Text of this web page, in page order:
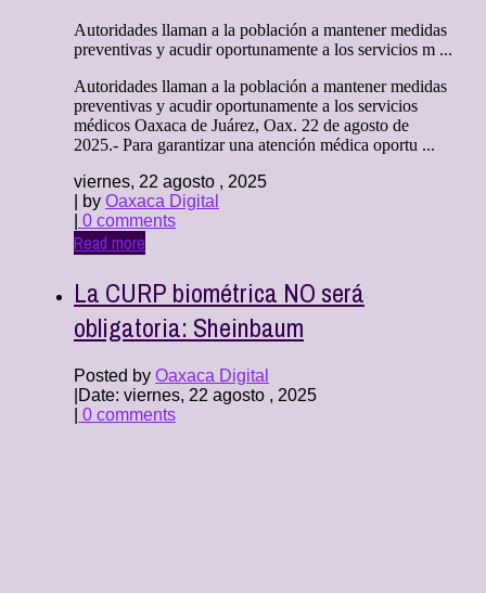
Autoridades llaman a la población a mantener medidas
preventivas y acudir oportunamente a los servicios m ...
Autoridades llaman a la población a mantener medidas
preventivas y acudir oportunamente a los servicios
médicos Oaxaca de Juárez, Oax. 22 de agosto de
2025.- Para garantizar una atención médica oportu ...
viernes, 22 agosto , 2025
| by Oaxaca Digital
0 comments
Read more
La CURP biométrica NO será
obligatoria: Sheinbaum
Posted by Oaxaca Digital
Date: viernes, 22 agosto , 2025
0 comments